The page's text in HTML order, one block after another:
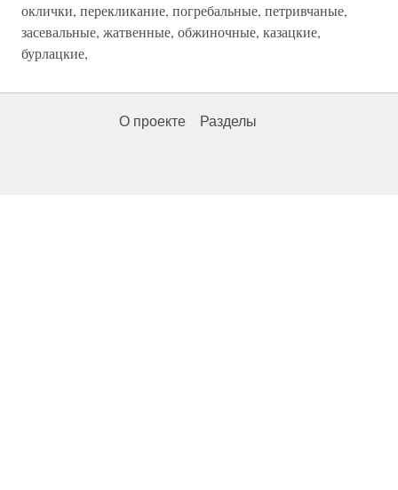
оклички, перекликание, погребальные, петривчаные,
засевальные, жатвенные, обжиночные, казацкие,
бурлацкие,
О проекте Разделы